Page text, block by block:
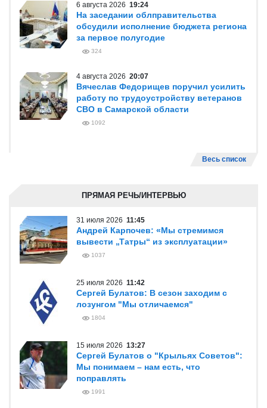
6 августа 2026 19:24
На заседании облправительства
обсудили исполнение бюджета региона
за первое полугодие
324
4 августа 2026 20:07
Вячеслав Федорищев поручил усилить
работу по трудоустройству ветеранов
СВО в Самарской области
1092
Весь список
ПРЯМАЯ РЕЧЬ/ИНТЕРВЬЮ
31 июля 2026 11:45
Андрей Карпочев: «Мы стремимся
вывести „Татры“ из эксплуатации»
1037
25 июля 2026 11:42
Сергей Булатов: В сезон заходим с
лозунгом "Мы отличаемся"
1804
15 июля 2026 13:27
Сергей Булатов о "Крыльях Советов":
Мы понимаем – нам есть, что
поправлять
1991